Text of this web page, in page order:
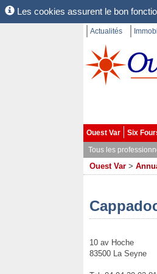
Les cookies assurent le bon
Actualités
Ouest Var Six
Tous les
Ouest Var >
10 av Hoche
83500 La Seyne